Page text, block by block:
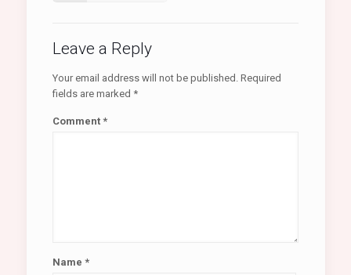
Leave a Reply
Your email address will not be published. Required
fields are marked *
Comment *
Name *